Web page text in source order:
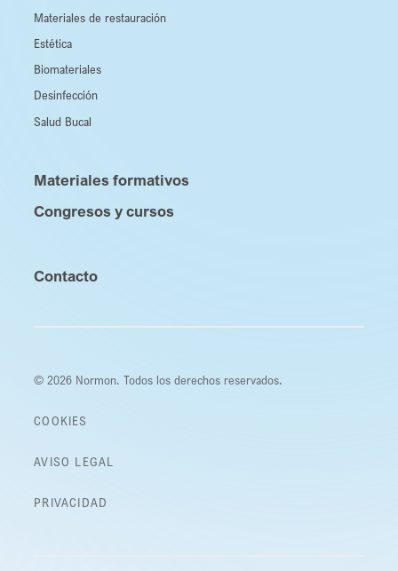
Materiales de restauración
Estética
Biomateriales
Desinfección
Salud Bucal
Materiales formativos
Congresos y cursos
Contacto
© 2026 Normon. Todos los derechos reservados.
COOKIES
AVISO LEGAL
PRIVACIDAD